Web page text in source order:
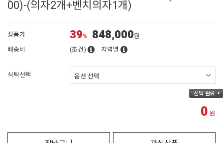
00)-(의자2개+벤치의자1개)
상품가 39% 848,000원
배송비
(조건) 지역별
식탁선택
0 원